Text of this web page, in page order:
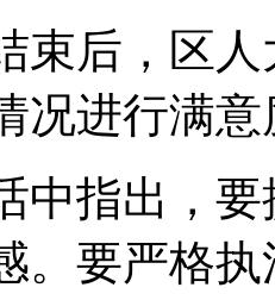
束后，区
况进行满
中指出，
。要严格